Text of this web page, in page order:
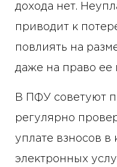
дохода нет.
приводит к
повлиять на
даже на право ее
В ПФУ советуют
регулярно
уплате взносов в
электронных